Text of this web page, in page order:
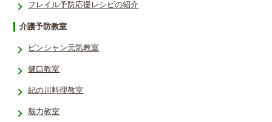
フレイル予防応援レシ­ピの紹介
介護予防教室
ピンシャン元気教室
健口教室
紀の川料理教室
脳力教室